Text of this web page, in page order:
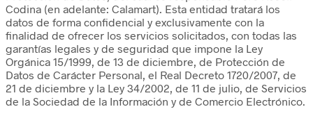
Codina (en adelante: Calamart). Esta entidad tratará los
datos de forma confidencial y exclusivamente con la
finalidad de ofrecer los servicios solicitados, con todas las
garantías legales y de seguridad que impone la Ley
Orgánica 15/1999, de 13 de diciembre, de Protección de
Datos de Carácter Personal, el Real Decreto 1720/2007, de
21 de diciembre y la Ley 34/2002, de 11 de julio, de Servicios
de la Sociedad de la Información y de Comercio Electrónico.